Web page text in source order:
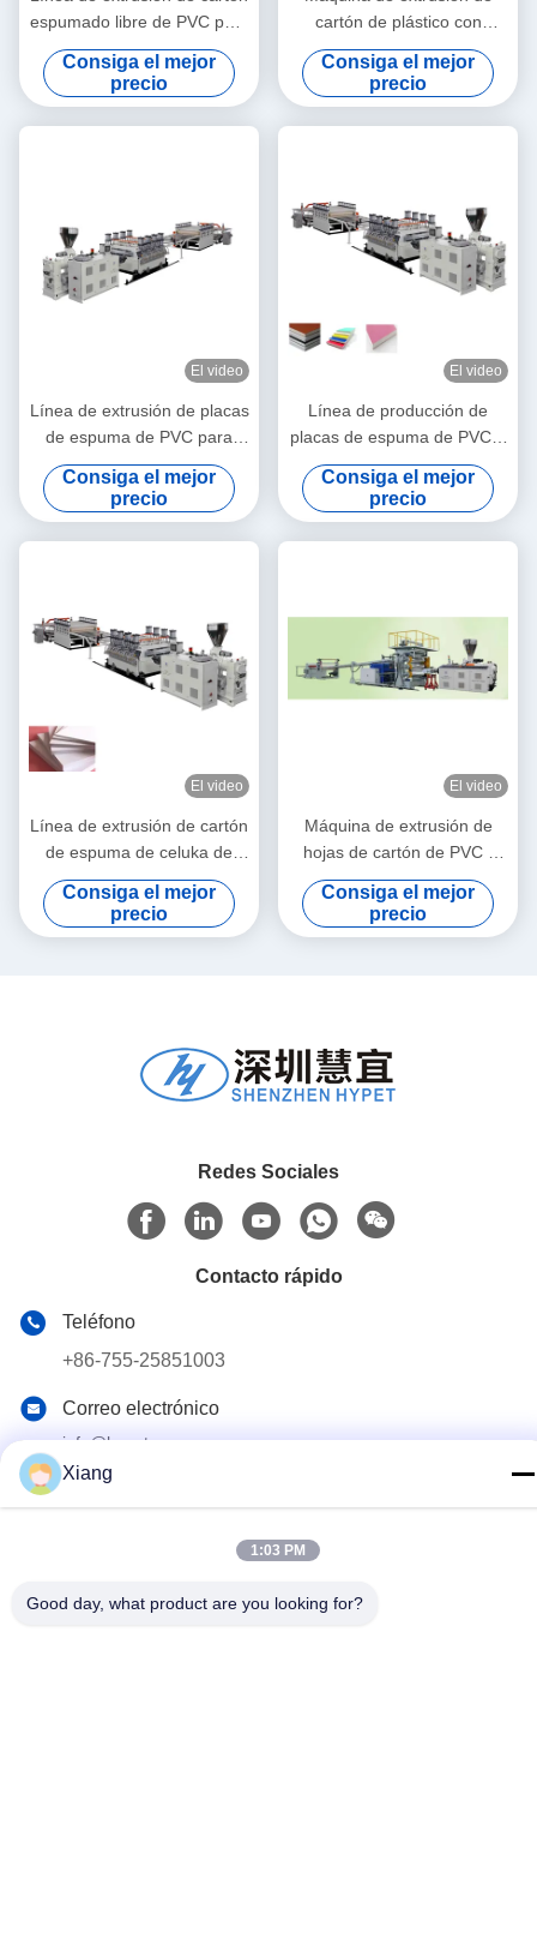
espumado libre de PVC para
la fabricación de láminas
decorativas 1220 mm de
ancho
Consiga el mejor
precio
cartón de plástico con
espesor de 5 mm a 20 mm
Consiga el mejor
precio
El video
Línea de extrusión de placas
de espuma de PVC para
modelos de construcción
Consiga el mejor
precio
El video
Línea de producción de
placas de espuma de PVC 5
- 20 mm espesor 1220 mm
anchura
Consiga el mejor
precio
El video
Línea de extrusión de cartón
de espuma de celuka de
PVC con extrusora de doble
tornillo 80/156
Consiga el mejor
precio
El video
Máquina de extrusión de
hojas de cartón de PVC /
línea de extrusión de
imitación de cartón de PVC
12t/día Fórmula de alto
Consiga el mejor
precio
Redes Sociales
Contacto rápido
Teléfono
+86-755-25851003
Correo electrónico
info@hypet.com.cn
DIRECCIÓN
Política de privacidad|Mapa del Sitio
Xiang
1:03 PM
Good day, what product are you looking for?